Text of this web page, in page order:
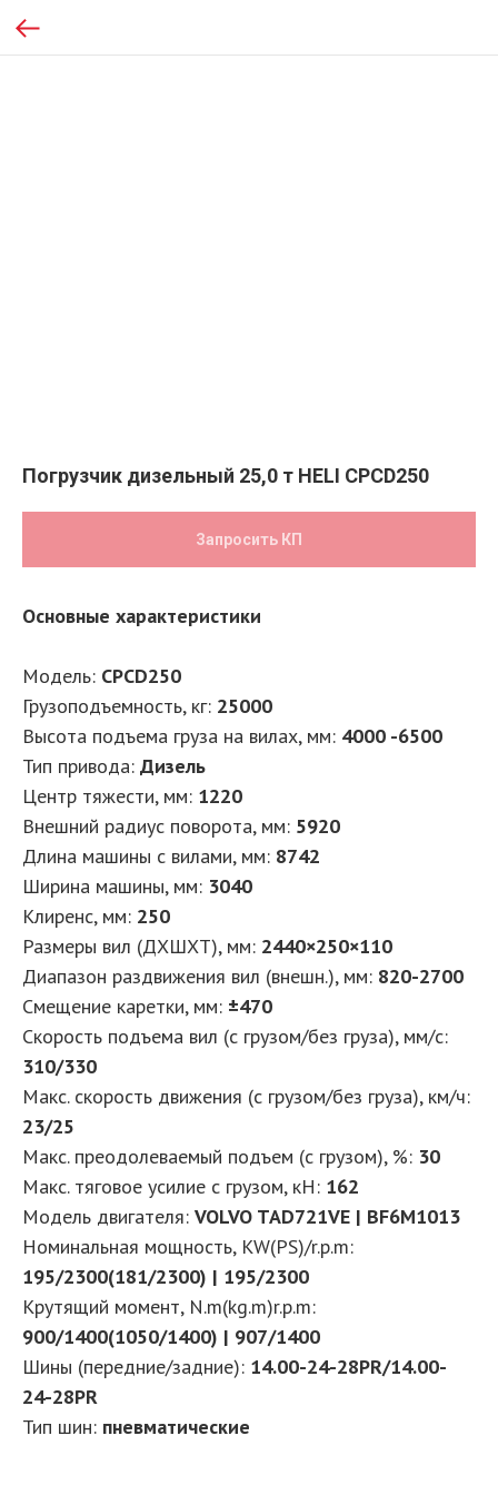
Погрузчик дизельный 25,0 т HELI CPCD250
Запросить КП
Основные характеристики
Модель: CPCD250
Грузоподъемность, кг: 25000
Высота подъема груза на вилах, мм: 4000 -6500
Тип привода: Дизель
Центр тяжести, мм: 1220
Внешний радиус поворота, мм: 5920
Длина машины с вилами, мм: 8742
Ширина машины, мм: 3040
Клиренс, мм: 250
Размеры вил (ДXШXТ), мм: 2440×250×110
Диапазон раздвижения вил (внешн.), мм: 820-2700
Смещение каретки, мм: ±470
Скорость подъема вил (с грузом/без груза), мм/с:
310/330
Макс. скорость движения (с грузом/без груза), км/ч:
23/25
Макс. преодолеваемый подъем (с грузом), %: 30
Макс. тяговое усилие с грузом, кН: 162
Модель двигателя: VOLVO TAD721VE | BF6M1013
Номинальная мощность, KW(PS)/r.p.m:
195/2300(181/2300) | 195/2300
Крутящий момент, N.m(kg.m)r.p.m:
900/1400(1050/1400) | 907/1400
Шины (передние/задние): 14.00-24-28PR/14.00-
24-28PR
Тип шин: пневматические